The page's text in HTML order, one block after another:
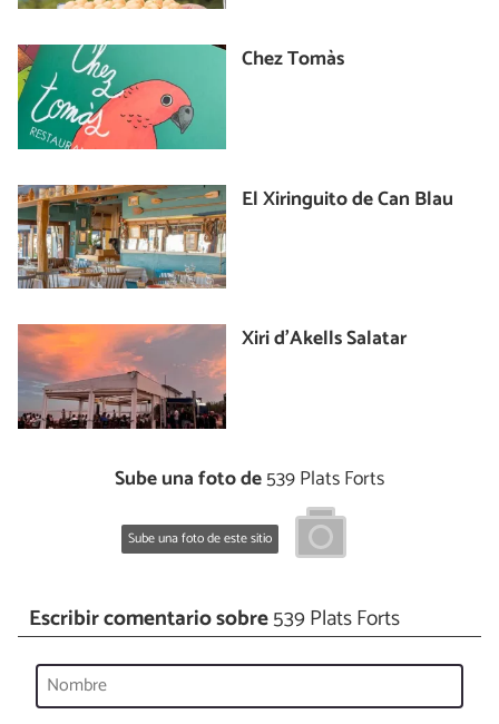
Chez Tomàs
El Xiringuito de Can Blau
Xiri d'Akells Salatar
Sube una foto de539 Plats Forts
Sube una foto de este sitio
Escribir comentario sobre539 Plats Forts